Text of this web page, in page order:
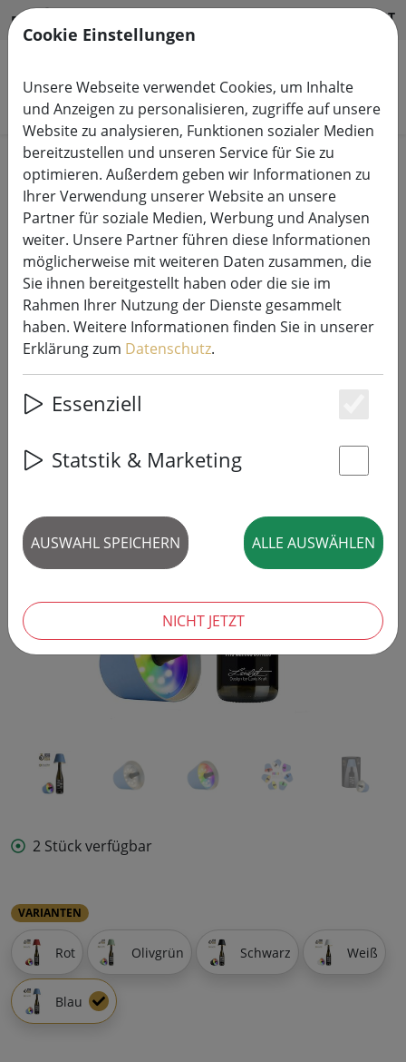
DE HILFE & SUPPORT
Produkte suchen
Start Leuchtdeko Leuchtdekoration Innen
Sompex TOP 2.0 Akku RGBW LED-
Flaschenleuchte Blau
‹ ›
29% SPAREN
2 Stück verfügbar
VARIANTEN
Rot Olivgrün Schwarz Weiß
Blau
Cookie Einstellungen
Unsere Webseite verwendet Cookies, um Inhalte
und Anzeigen zu personalisieren, zugriffe auf unsere
Website zu analysieren, Funktionen sozialer Medien
bereitzustellen und unseren Service für Sie zu
optimieren. Außerdem geben wir Informationen zu
Ihrer Verwendung unserer Website an unsere
Partner für soziale Medien, Werbung und Analysen
weiter. Unsere Partner führen diese Informationen
möglicherweise mit weiteren Daten zusammen, die
Sie ihnen bereitgestellt haben oder die sie im
Rahmen Ihrer Nutzung der Dienste gesammelt
haben. Weitere Informationen finden Sie in unserer
Erklärung zum Datenschutz.
Essenziell
Statstik & Marketing
AUSWAHL SPEICHERN ALLE AUSWÄHLEN
NICHT JETZT